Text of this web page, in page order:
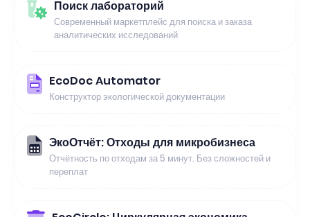
Поиск лабораторий
Современный маркетплейс для поиска и заказа
аналитических исследований
EcoDoc Automator
Конструктор экологической документации
ЭкоОтчёт: Отходы для микробизнеса
Отчётность по отходам за 5 минут. Без сложностей и
переплат